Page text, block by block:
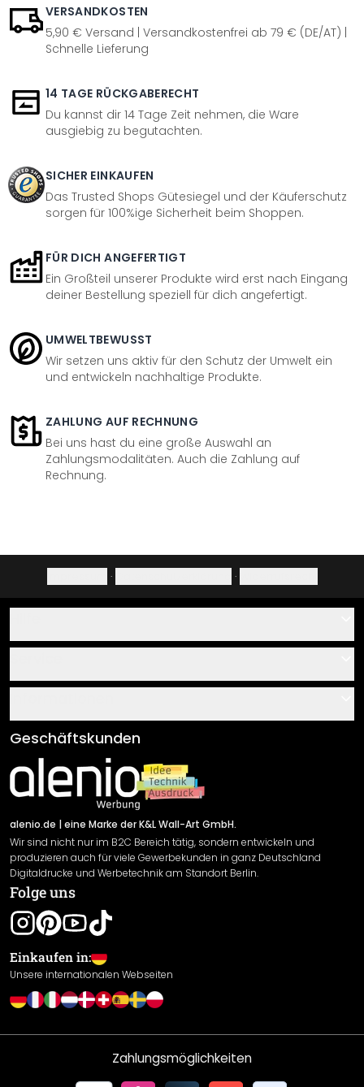
VERSANDKOSTEN
5,90 € Versand | Versandkostenfrei ab 79 € (DE/AT) |
Schnelle Lieferung
14 TAGE RÜCKGABERECHT
Du kannst dir 14 Tage Zeit nehmen, die Ware
ausgiebig zu begutachten.
SICHER EINKAUFEN
Das Trusted Shops Gütesiegel und der Käuferschutz
sorgen für 100%ige Sicherheit beim Shoppen.
FÜR DICH ANGEFERTIGT
Ein Großteil unserer Produkte wird erst nach Eingang
deiner Bestellung speziell für dich angefertigt.
UMWELTBEWUSST
Wir setzen uns aktiv für den Schutz der Umwelt ein
und entwickeln nachhaltige Produkte.
ZAHLUNG AUF RECHNUNG
Bei uns hast du eine große Auswahl an
Zahlungsmodalitäten. Auch die Zahlung auf
Rechnung.
· ·
Über uns
Klebe- und Montageanleitungen
Newsletter An-/Abmeldung
Sendungsverfolgung
AGB
Impressum
Versand & Zahlung
Rücksendung
Widerrufsrecht
Datenschutzerklärung
Gewährleistung
Leistungserklärung / CE-Zeichen
Cookie Einstellungen
Geschäftskunden
alenio.de | eine Marke der K&L Wall-Art GmbH.
Wir sind nicht nur im B2C Bereich tätig, sondern entwickeln und
produzieren auch für viele Gewerbekunden in ganz Deutschland
Digitaldrucke und Werbetechnik am Standort Berlin.
Folge uns
Einkaufen in:
Unsere internationalen Webseiten
Zahlungsmöglichkeiten